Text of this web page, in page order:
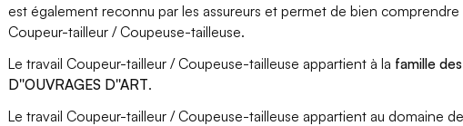
est également reconnu par les assureurs et permet de bien
Coupeur-tailleur / Coupeuse-tailleuse.
Le travail Coupeur-tailleur / Coupeuse-tailleuse appartient à la famille
D''OUVRAGES D''ART.
Le travail Coupeur-tailleur / Coupeuse-tailleuse appartient au domaine